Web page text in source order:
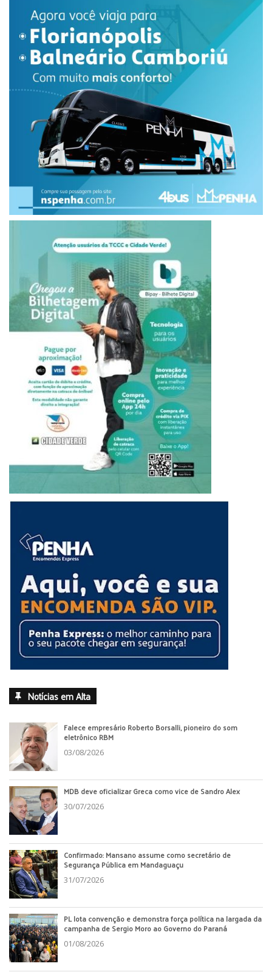
Notícias em Alta
Falece empresário Roberto Borsalli, pioneiro do som
eletrônico RBM
03/08/2026
MDB deve oficializar Greca como vice de Sandro Alex
30/07/2026
Confirmado: Mansano assume como secretário de
Segurança Pública em Mandaguaçu
31/07/2026
PL lota convenção e demonstra força política na largada da
campanha de Sergio Moro ao Governo do Paraná
01/08/2026